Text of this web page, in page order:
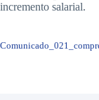
incremento salarial.